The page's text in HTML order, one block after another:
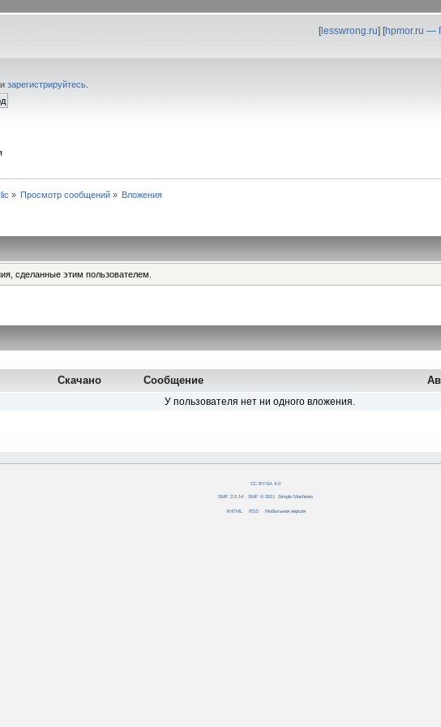
[lesswrong.ru] [hpmor.ru
зарегистрируйтесь
» Просмотр сообщений » Вложения
сделанные этим пользователем.
Скачано Сообщение
У пользователя нет ни одного вложения.
CC BY-SA 4.0
SMF 2.0.14 SMF © 2011 Simple Machines
XHTML RSS Мобильная версия